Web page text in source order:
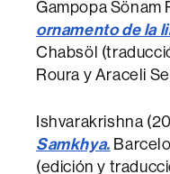
Gampopa Sönam
ornamento de la
Chabsöl
Roura y Araceli
Ishvarakrishna
Samkhya.
(edición y